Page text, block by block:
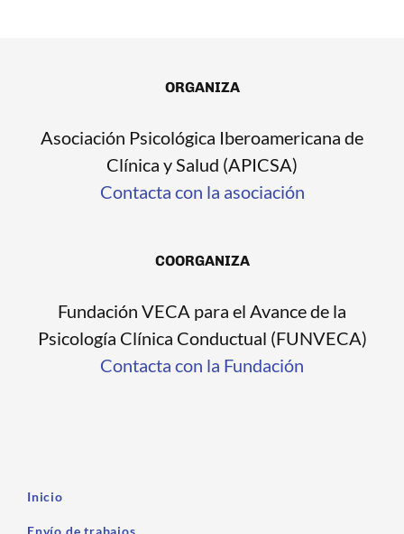
ORGANIZA
Asociación Psicológica Iberoamericana de
Clínica y Salud (APICSA)
Contacta con la asociación
COORGANIZA
Fundación VECA para el Avance de la
Psicología Clínica Conductual (FUNVECA)
Contacta con la Fundación
Inicio
Envío de trabajos